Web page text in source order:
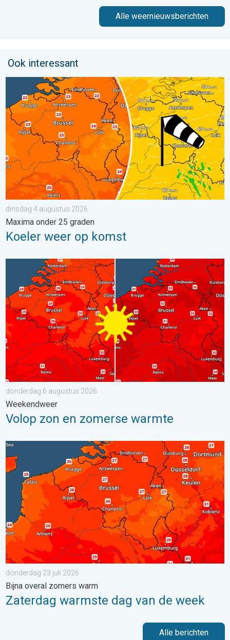
Alle weernieuwsberichten
Ook interessant
Koeler weer op komst. Maxima onder 25 graden. . . dinsdag
dinsdag 4 augustus 2026
Maxima onder 25 graden
Koeler weer op komst
Volop zon en zomerse warmte. Weekendweer. . . donderdag
donderdag 6 augustus 2026
Weekendweer
Volop zon en zomerse warmte
Zaterdag warmste dag van de week. Bijna overal zomers
donderdag 23 juli 2026
Bijna overal zomers warm
Zaterdag warmste dag van de week
Alle berichten